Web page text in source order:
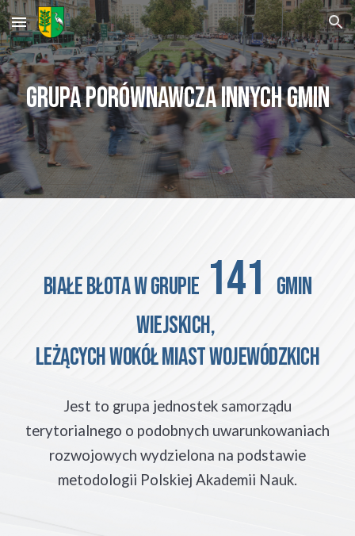
Skip to main content Skip to navigation
GRUPA PORÓWNAWCZA INNYCH GMIN
białe błotaW GRUPIE 141 GMIN
WIEJSKICH,
leżących WOKÓŁ MIAST WOJEWÓDZKICH
Jest to grupa jednostek samorządu
terytorialnego o podobnych uwarunkowaniach
rozwojowych wydzielona na podstawie
metodologii Polskiej Akademii Nauk.